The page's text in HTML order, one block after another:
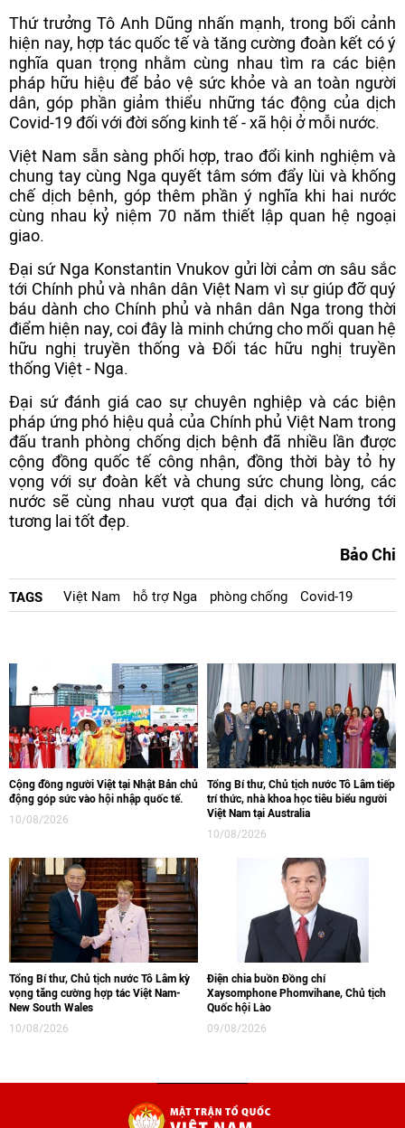
Thứ trưởng Tô Anh Dũng nhấn mạnh, trong bối cảnh
hiện nay, hợp tác quốc tế và tăng cường đoàn kết có ý
nghĩa quan trọng nhằm cùng nhau tìm ra các biện
pháp hữu hiệu để bảo vệ sức khỏe và an toàn người
dân, góp phần giảm thiểu những tác động của dịch
Covid-19 đối với đời sống kinh tế - xã hội ở mỗi nước.
Việt Nam sẵn sàng phối hợp, trao đổi kinh nghiệm và
chung tay cùng Nga quyết tâm sớm đẩy lùi và khống
chế dịch bệnh, góp thêm phần ý nghĩa khi hai nước
cùng nhau kỷ niệm 70 năm thiết lập quan hệ ngoại
giao.
Đại sứ Nga Konstantin Vnukov gửi lời cảm ơn sâu sắc
tới Chính phủ và nhân dân Việt Nam vì sự giúp đỡ quý
báu dành cho Chính phủ và nhân dân Nga trong thời
điểm hiện nay, coi đây là minh chứng cho mối quan hệ
hữu nghị truyền thống và Đối tác hữu nghị truyền
thống Việt - Nga.
Đại sứ đánh giá cao sự chuyên nghiệp và các biện
pháp ứng phó hiệu quả của Chính phủ Việt Nam trong
đấu tranh phòng chống dịch bệnh đã nhiều lần được
cộng đồng quốc tế công nhận, đồng thời bày tỏ hy
vọng với sự đoàn kết và chung sức chung lòng, các
nước sẽ cùng nhau vượt qua đại dịch và hướng tới
tương lai tốt đẹp.
Bảo Chi
TAGS Việt Nam hỗ trợ Nga phòng chống Covid-19
Cộng đồng người Việt tại Nhật Bản chủ
động góp sức vào hội nhập quốc tế.
10/08/2026
Tổng Bí thư, Chủ tịch nước Tô Lâm tiếp
trí thức, nhà khoa học tiêu biểu người
Việt Nam tại Australia
10/08/2026
Tổng Bí thư, Chủ tịch nước Tô Lâm kỳ
vọng tăng cường hợp tác Việt Nam-
New South Wales
10/08/2026
Điện chia buồn Đồng chí
Xaysomphone Phomvihane, Chủ tịch
Quốc hội Lào
09/08/2026